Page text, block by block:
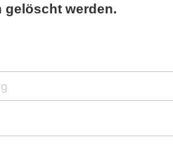
gelöscht werden.